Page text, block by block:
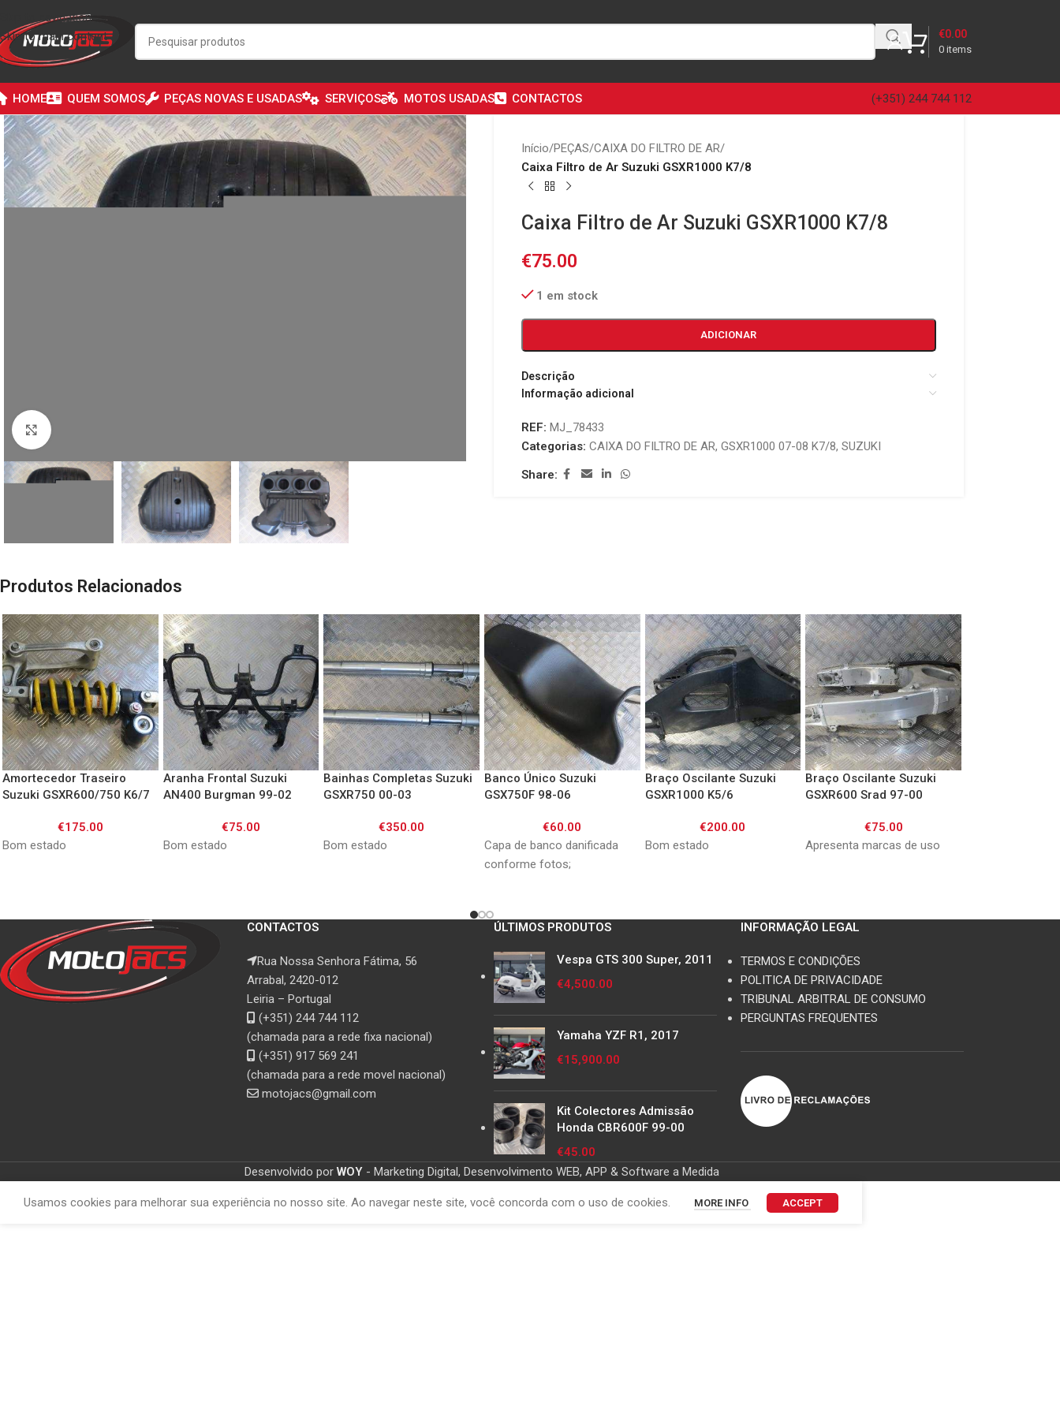
Skip to navigation
Skip to main content
0 items
€0.00
HOME QUEM SOMOS PEÇAS NOVAS E USADAS SERVIÇOS MOTOS USADAS CONTACTOS (+351) 244 744 112
Início/PEÇAS/CAIXA DO FILTRO DE AR/
Caixa Filtro de Ar Suzuki GSXR1000 K7/8
Caixa Filtro de Ar Suzuki GSXR1000 K7/8
€75.00
1 em stock
ADICIONAR
Descrição
Informação adicional
REF: MJ_78433
Categorias: CAIXA DO FILTRO DE AR, GSXR1000 07-08 K7/8, SUZUKI
Share:
Produtos Relacionados
Amortecedor Traseiro
Suzuki GSXR600/750 K6/7
€175.00
Bom estado
Aranha Frontal Suzuki
AN400 Burgman 99-02
€75.00
Bom estado
Bainhas Completas Suzuki
GSXR750 00-03
€350.00
Bom estado
Banco Único Suzuki
GSX750F 98-06
€60.00
Capa de banco danificada
conforme fotos;
Braço Oscilante Suzuki
GSXR1000 K5/6
€200.00
Bom estado
Braço Oscilante Suzuki
GSXR600 Srad 97-00
€75.00
Apresenta marcas de uso
CONTACTOS
Rua Nossa Senhora Fátima, 56
Arrabal, 2420-012
Leiria – Portugal
(+351) 244 744 112
(chamada para a rede fixa nacional)
(+351) 917 569 241
(chamada para a rede movel nacional)
motojacs@gmail.com
ÚLTIMOS PRODUTOS
Vespa GTS 300 Super, 2011
€4,500.00
Yamaha YZF R1, 2017
€15,900.00
Kit Colectores Admissão
Honda CBR600F 99-00
€45.00
INFORMAÇÃO LEGAL
TERMOS E CONDIÇÕES
POLITICA DE PRIVACIDADE
TRIBUNAL ARBITRAL DE CONSUMO
PERGUNTAS FREQUENTES
Desenvolvido por WOY - Marketing Digital, Desenvolvimento WEB, APP & Software a Medida
Usamos cookies para melhorar sua experiência no nosso site. Ao navegar neste site, você concorda com o uso de cookies. MORE INFO ACCEPT